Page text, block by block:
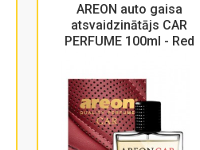
AREON auto gaisa
atsvaidzinātājs CAR
PERFUME 100ml - Red